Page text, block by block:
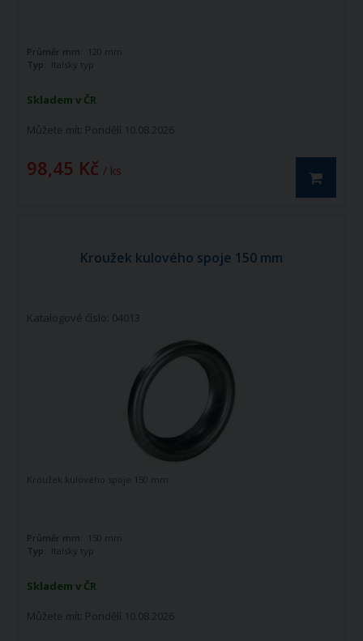
Skladem v ČR
Můžete mít: Pondělí 10.08.2026
98,45 Kč / ks
Průměr mm:
120 mm
Typ: Italský typ
Kroužek kulového spoje 150 mm
Katalogové číslo: 04013
Skladem v ČR
Můžete mít: Pondělí 10.08.2026
Kroužek kulového spoje 150 mm
Průměr mm:
150 mm
Typ: Italský typ